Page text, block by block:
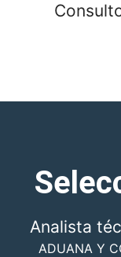
Analista
ADUANA Y